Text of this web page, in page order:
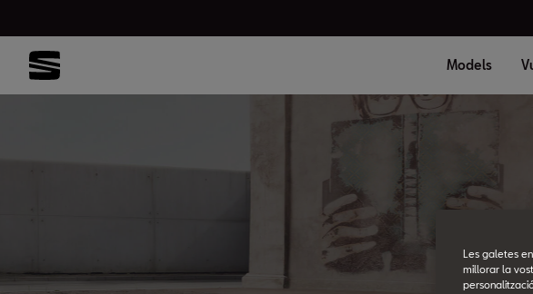
Models
Les galetes
millorar la